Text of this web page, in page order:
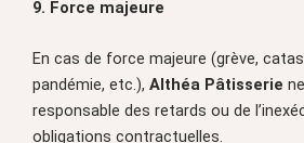
9. Force majeure
En cas de force majeure (grève,
pandémie, etc.), Althéa Pâtisserie
responsable des retards ou de
obligations contractuelles.